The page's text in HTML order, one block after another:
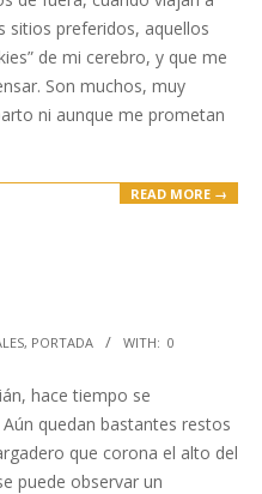
sitios preferidos, aquellos
de mi cerebro, y que me
Son muchos, muy
ni aunque me prometan
READ MORE →
, PORTADA WITH: 0
hace tiempo se
quedan bastantes restos
que corona el alto del
puede observar un